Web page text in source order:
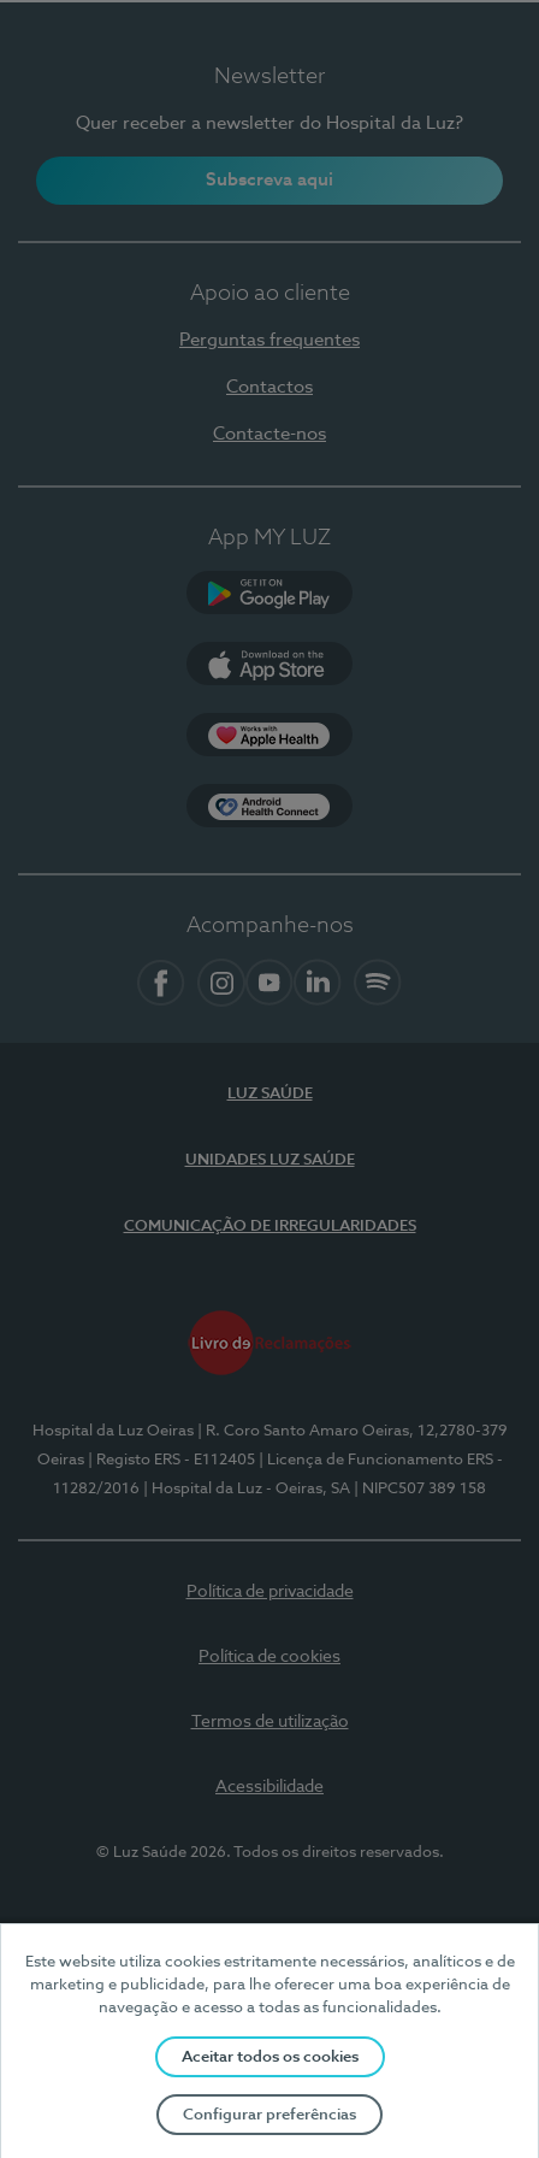
Este website utiliza cookies estritamente necessários, analíticos e de
marketing e publicidade, para lhe oferecer uma boa experiência de
navegação e acesso a todas as funcionalidades.
Aceitar todos os cookies
Configurar preferências
Newsletter
Quer receber a newsletter do Hospital da Luz?
Subscreva aqui
Apoio ao cliente
Perguntas frequentes
Contactos
Contacte-nos
App MY LUZ
Acompanhe-nos
LUZ SAÚDE
UNIDADES LUZ SAÚDE
COMUNICAÇÃO DE IRREGULARIDADES
Hospital da Luz Oeiras
| R. Coro Santo Amaro Oeiras, 12,2780-379
Oeiras
| Registo ERS - E112405
| Licença de Funcionamento ERS -
11282/2016
| Hospital da Luz - Oeiras, SA | NIPC507 389 158
Política de privacidade
Política de cookies
Termos de utilização
Acessibilidade
© Luz Saúde 2026. Todos os direitos reservados.